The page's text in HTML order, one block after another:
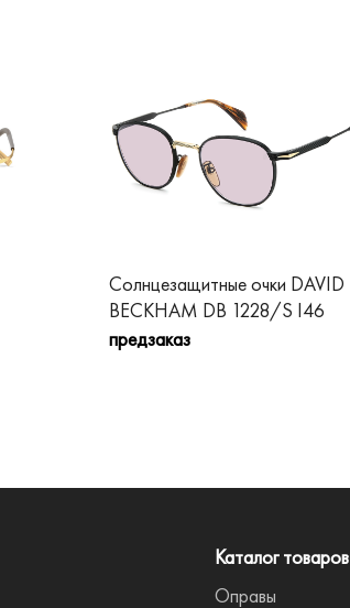
Солнцезащитные очки DAVID
BECKHAM DB 1228/S I46
предзаказ
Каталог товаров
Оправы